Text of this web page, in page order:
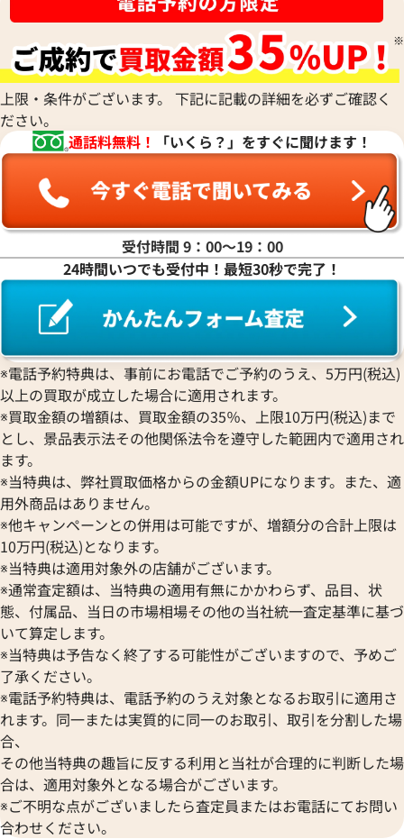
ハ行
マ行
ヤ行
ワ行
上限・条件がございます。 下記に記載の詳細を必ずご確認く
ださい。
通話料無料！
「いくら？」をすぐに聞けます！
受付時間 9：00〜19：00
24時間いつでも受付中！最短30秒で完了！
※電話予約特典は、事前にお電話でご予約のうえ、5万円(税込)
以上の買取が成立した場合に適用されます。
※買取金額の増額は、買取金額の35％、上限10万円(税込)まで
とし、景品表示法その他関係法令を遵守した範囲内で適用され
ます。
※当特典は、弊社買取価格からの金額UPになります。また、適
用外商品はありません。
※他キャンペーンとの併用は可能ですが、増額分の合計上限は
10万円(税込)となります。
※当特典は適用対象外の店舗がございます。
※通常査定額は、当特典の適用有無にかかわらず、品目、状
態、付属品、当日の市場相場その他の当社統一査定基準に基づ
いて算定します。
※当特典は予告なく終了する可能性がございますので、予めご
了承ください。
※電話予約特典は、電話予約のうえ対象となるお取引に適用さ
れます。同一または実質的に同一のお取引、取引を分割した場
合、
その他当特典の趣旨に反する利用と当社が合理的に判断した場
合は、適用対象外となる場合がございます。
※ご不明な点がございましたら査定員またはお電話にてお問い
合わせください。